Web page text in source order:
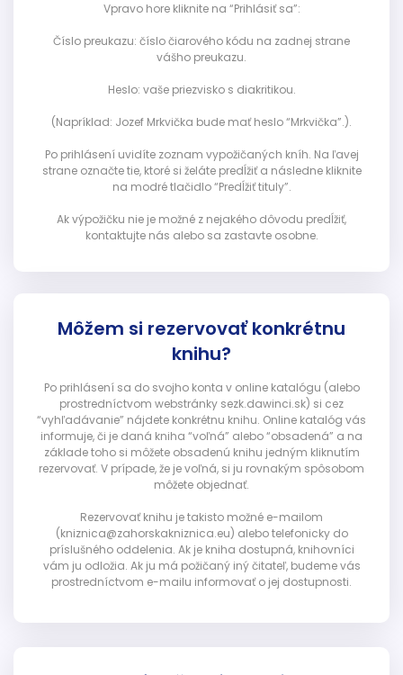
Vpravo hore kliknite na “Prihlásiť sa”:
Číslo preukazu: číslo čiarového kódu na zadnej strane
vášho preukazu.
Heslo: vaše priezvisko s diakritikou.
(Napríklad: Jozef Mrkvička bude mať heslo “Mrkvička”.).
Po prihlásení uvidíte zoznam vypožičaných kníh. Na ľavej
strane označte tie, ktoré si želáte predĺžiť a následne kliknite
na modré tlačidlo “Predĺžiť tituly”.
Ak výpožičku nie je možné z nejakého dôvodu predĺžiť,
kontaktujte nás alebo sa zastavte osobne.
Môžem si rezervovať konkrétnu
knihu?
Po prihlásení sa do svojho konta v online katalógu (alebo
prostredníctvom webstránky sezk.dawinci.sk) si cez
“vyhľadávanie” nájdete konkrétnu knihu. Online katalóg vás
informuje, či je daná kniha “voľná” alebo “obsadená” a na
základe toho si môžete obsadenú knihu jedným kliknutím
rezervovať. V prípade, že je voľná, si ju rovnakým spôsobom
môžete objednať.
Rezervovať knihu je takisto možné e-mailom
(kniznica@zahorskakniznica.eu) alebo telefonicky do
príslušného oddelenia. Ak je kniha dostupná, knihovníci
vám ju odložia. Ak ju má požičaný iný čitateľ, budeme vás
prostredníctvom e-mailu informovať o jej dostupnosti.